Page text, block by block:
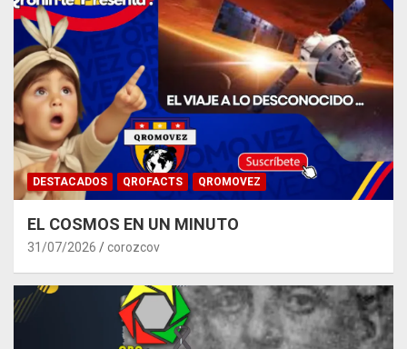
DESTACADOS QROFACTS QROMOVEZ
EL COSMOS EN UN MINUTO
31/07/2026 corozcov